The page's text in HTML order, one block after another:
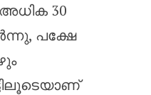
30
പക്ഷേ